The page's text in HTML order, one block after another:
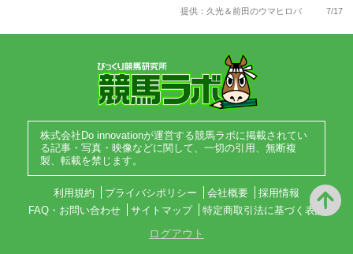
提供：久光＆前田のウマヒロバ 7/17
株式会社Do innovationが運営する競馬ラボに掲載されてい
る記事・写真・映像などに関して、一切の引用、無断複
製、転載を禁じます。
利用規約 プライバシポリシー 会社概要
採用情報
FAQ・お問い合わせ
サイトマップ 特定商取引法に基づく表記
ログアウト